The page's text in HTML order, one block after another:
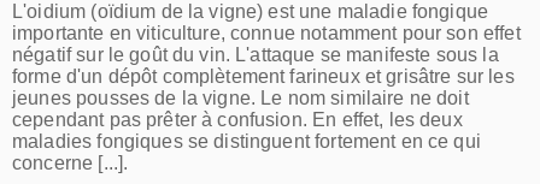
L'oidium (oïdium de la vigne) est une maladie fongique
importante en viticulture, connue notamment pour son effet
négatif sur le goût du vin. L'attaque se manifeste sous la
forme d'un dépôt complètement farineux et grisâtre sur les
jeunes pousses de la vigne. Le nom similaire ne doit
cependant pas prêter à confusion. En effet, les deux
maladies fongiques se distinguent fortement en ce qui
concerne [...].